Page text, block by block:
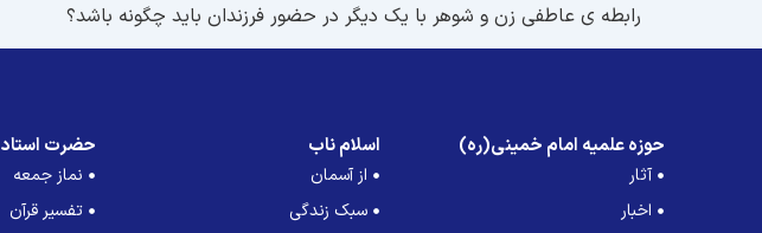
رابطه ی عاطفی زن و شوهر با یک دیگر در حضور فرزندان باید چگونه باشد؟
حوزه علمیه امام خمینی(ره)
آثار
اخبار
اسلام ناب
از آسمان
سبک زندگی
حضرت استاد
نماز جمعه
تفسیر قرآن